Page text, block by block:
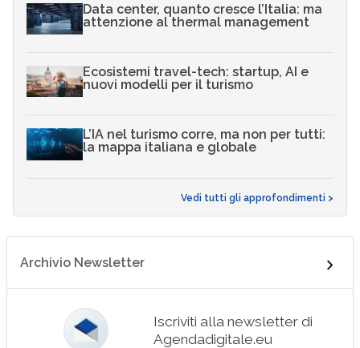
Data center, quanto cresce l’Italia: ma
attenzione al thermal management
Ecosistemi travel-tech: startup, AI e
nuovi modelli per il turismo
L’IA nel turismo corre, ma non per tutti:
la mappa italiana e globale
Vedi tutti gli approfondimenti >
Archivio Newsletter
Iscriviti alla newsletter di
Agendadigitale.eu